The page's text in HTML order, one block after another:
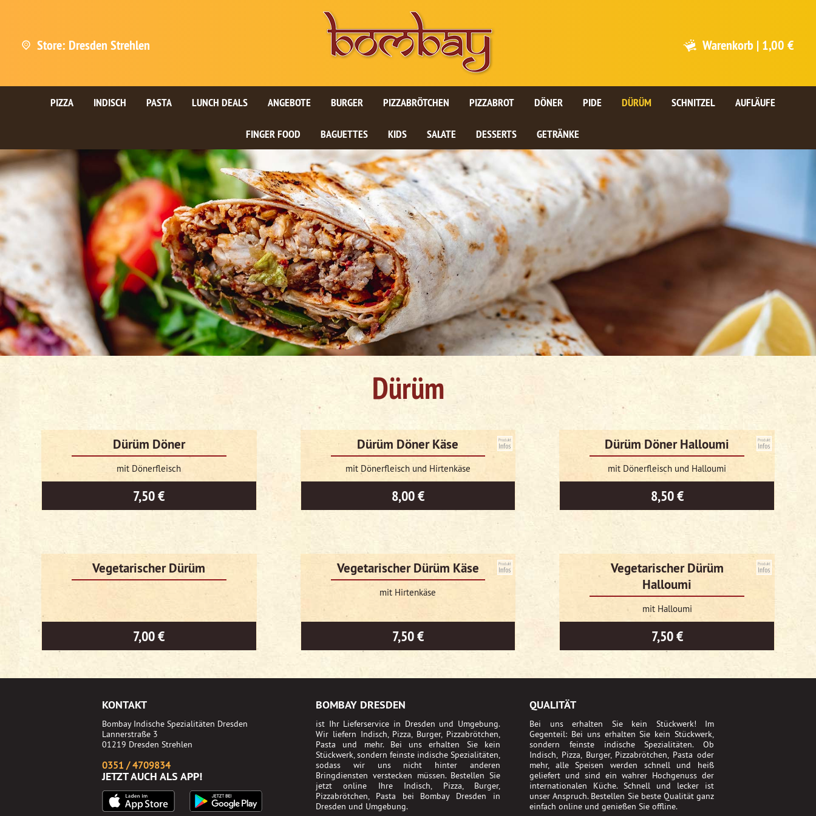
Store: Dresden Strehlen Warenkorb | 1,00 €
PIZZA INDISCH PASTA LUNCH DEALS ANGEBOTE BURGER PIZZABRÖTCHEN PIZZABROT DÖNER PIDE DÜRÜM SCHNITZEL AUFLÄUFE
FINGER FOOD BAGUETTES KIDS SALATE DESSERTS GETRÄNKE
Dürüm
Dürüm Döner
mit Dönerfleisch
7,50 €
Dürüm Döner Käse
mit Dönerfleisch und Hirtenkäse
8,00 €
Dürüm Döner Halloumi
mit Dönerfleisch und Halloumi
8,50 €
Vegetarischer Dürüm
7,00 €
Vegetarischer Dürüm Käse
mit Hirtenkäse
7,50 €
Vegetarischer Dürüm
Halloumi
mit Halloumi
7,50 €
KONTAKT
Bombay Indische Spezialitäten Dresden
Lannerstraße 3
01219 Dresden Strehlen
0351 / 4709834
JETZT AUCH ALS APP!
BOMBAY DRESDEN
ist Ihr Lieferservice in Dresden und Umgebung.
Wir liefern Indisch, Pizza, Burger, Pizzabrötchen,
Pasta und mehr. Bei uns erhalten Sie kein
Stückwerk, sondern feinste indische Spezialitäten,
sodass wir uns nicht hinter anderen
Bringdiensten verstecken müssen. Bestellen Sie
jetzt online Ihre Indisch, Pizza, Burger,
Pizzabrötchen, Pasta bei Bombay Dresden in
Dresden und Umgebung.
QUALITÄT
Bei uns erhalten Sie kein Stückwerk! Im
Gegenteil: Bei uns erhalten Sie kein Stückwerk,
sondern feinste indische Spezialitäten. Ob
Indisch, Pizza, Burger, Pizzabrötchen, Pasta oder
mehr, alle Speisen werden schnell und heiß
geliefert und sind ein wahrer Hochgenuss der
internationalen Küche. Schnell und lecker ist
unser Anspruch. Bestellen Sie beste Qualität ganz
einfach online und genießen Sie offline.